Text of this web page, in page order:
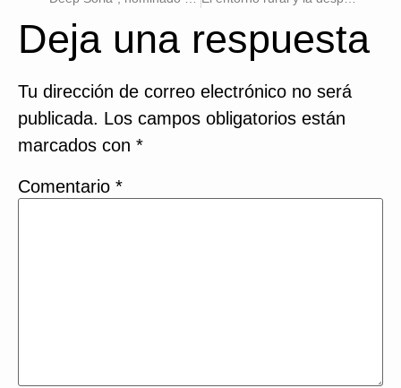
Deja una respuesta
Tu dirección de correo electrónico no será
publicada. Los campos obligatorios están
marcados con *
Comentario *